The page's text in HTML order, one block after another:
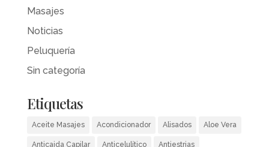
Masajes
Noticias
Peluquería
Sin categoría
Etiquetas
Aceite Masajes Acondicionador Alisados Aloe Vera
Anticaida Capilar Anticelulítico Antiestrias